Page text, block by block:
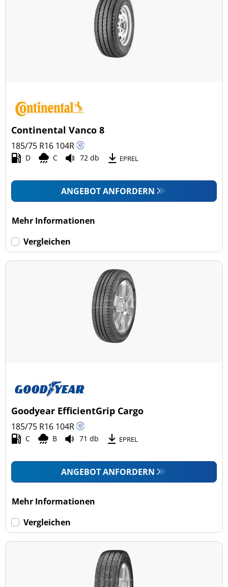
Continental Vanco 8
185/75 R16 104R
D C 72 db EPREL
ANGEBOT ANFORDERN
Mehr Informationen
Vergleichen
Goodyear EfficientGrip Cargo
185/75 R16 104R
C B 71 db EPREL
ANGEBOT ANFORDERN
Mehr Informationen
Vergleichen